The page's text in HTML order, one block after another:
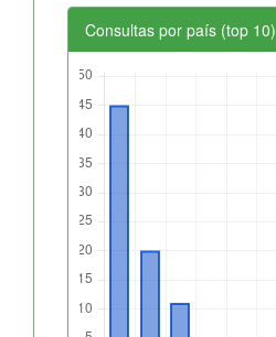
Consultas por país (top 10)